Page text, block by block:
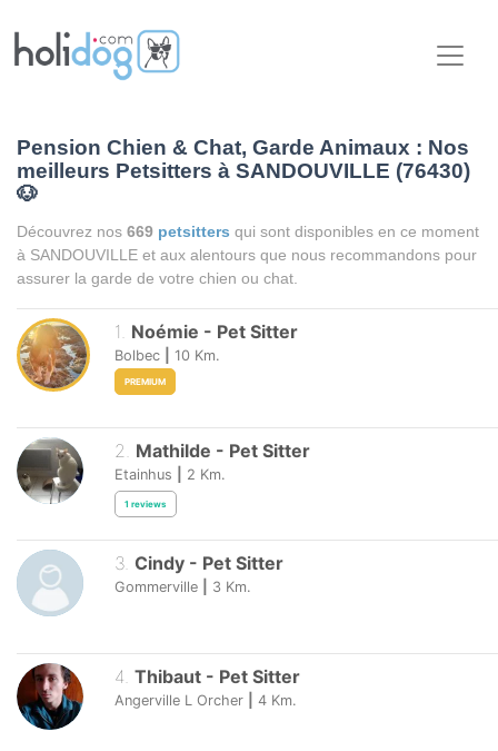
Pension Chien & Chat, Garde Animaux : Nos
meilleurs Petsitters à SANDOUVILLE (76430)
🐶
Découvrez nos 669 petsitters qui sont disponibles en ce moment
à SANDOUVILLE et aux alentours que nous recommandons pour
assurer la garde de votre chien ou chat.
1. Noémie - Pet Sitter
Bolbec 10 Km.
PREMIUM
2. Mathilde - Pet Sitter
Etainhus 2 Km.
1 reviews
3. Cindy - Pet Sitter
Gommerville 3 Km.
4 Thibaut - Pet Sitter
Angerville L Orcher 4 Km.